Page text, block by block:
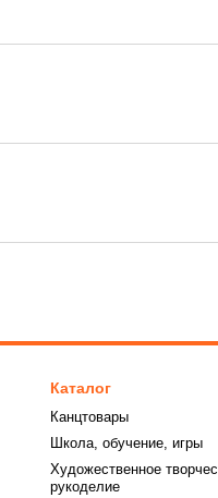
Каталог
Канцтовары
Школа, обучение, игры
Художественное
рукоделие